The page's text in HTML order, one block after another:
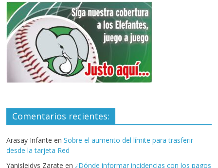
Comentarios recientes:
Arasay Infante enSobre el aumento del límite para trasferir
desde la tarjeta Red
Yanisleidys Zarate en ¿Dónde informar incidencias con los pagos